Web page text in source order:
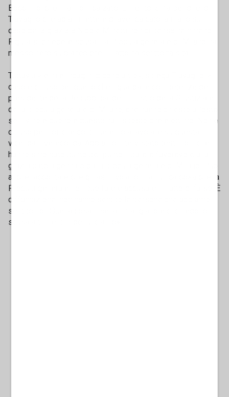
Bocchino, che l’hanno incalzato. E merito, si fa per dire, di
Travaglio che ad ammettere di aver calcato la mano sul
caso della grazia a Nicole Minetti non ci pensa nemmeno.
Figurarsi chiedere scusa. La Procura generale di Milano ha
messo nero su bianco che il Fatto ha scritto falsità.
Tuttavia «le mie indagini dicono altro», spiega Travaglio. «Il
caso è chiuso per quello che riguarda le competenze del
presidente della Repubblica, del ministro della Giustizia e
della procura generale di Milano, che hanno chiesto all’oste
se il vino è buono e questo ha risposto che è ottimo. Non è
chiuso per noi, che continueremo a lavorare su questa
vicenda invereconda. Abbiamo intervistato testimoni che
hanno smontato punto per punto il parere favorevole alla
grazia dato a gennaio dalla procura generale di Milano. Può
anche raccontare che gli asini volano, ma l’unica cosa che la
Procura generale non può fare è accusare il Fatto di falso. È
diffamazione: non hanno sentito le persone che abbiamo
sentito noi. Quella cosa lì se la rimangiano e ci chiedono
scusa altrimenti li denunciamo».